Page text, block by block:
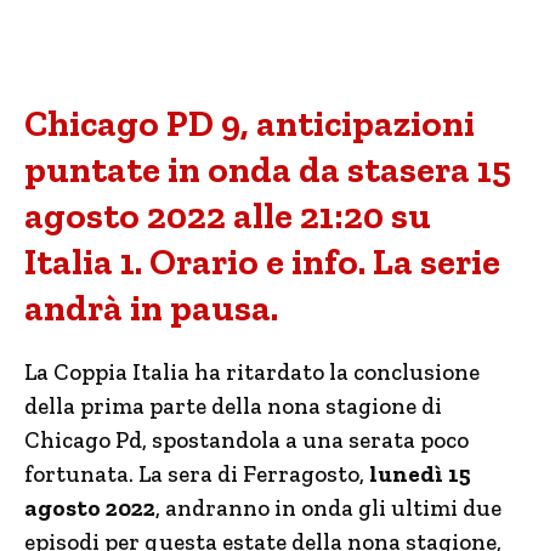
Chicago PD 9, anticipazioni
puntate in onda da stasera 15
agosto 2022 alle 21:20 su
Italia 1. Orario e info. La serie
andrà in pausa.
La Coppia Italia ha ritardato la conclusione
della prima parte della nona stagione di
Chicago Pd, spostandola a una serata poco
fortunata. La sera di Ferragosto, lunedì 15
agosto 2022, andranno in onda gli ultimi due
episodi per questa estate della nona stagione,